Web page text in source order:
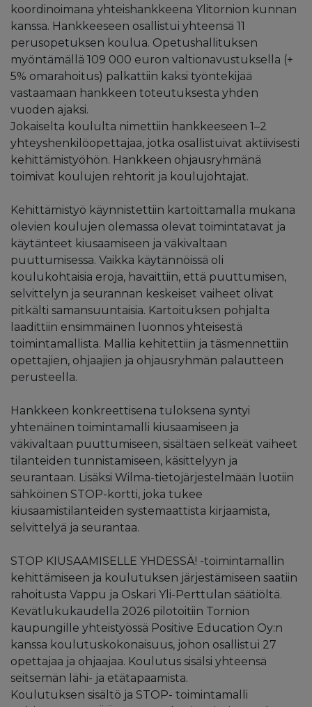
koordinoimana yhteishankkeena Ylitornion kunnan
kanssa. Hankkeeseen osallistui yhteensä 11
perusopetuksen koulua. Opetushallituksen
myöntämällä 109 000 euron valtionavustuksella (+
5% omarahoitus) palkattiin kaksi työntekijää
vastaamaan hankkeen toteutuksesta yhden
vuoden ajaksi.
Jokaiselta koululta nimettiin hankkeeseen 1–2
yhteyshenkilöopettajaa, jotka osallistuivat aktiivisesti
kehittämistyöhön. Hankkeen ohjausryhmänä
toimivat koulujen rehtorit ja koulujohtajat.
Kehittämistyö käynnistettiin kartoittamalla mukana
olevien koulujen olemassa olevat toimintatavat ja
käytänteet kiusaamiseen ja väkivaltaan
puuttumisessa. Vaikka käytännöissä oli
koulukohtaisia eroja, havaittiin, että puuttumisen,
selvittelyn ja seurannan keskeiset vaiheet olivat
pitkälti samansuuntaisia. Kartoituksen pohjalta
laadittiin ensimmäinen luonnos yhteisestä
toimintamallista. Mallia kehitettiin ja täsmennettiin
opettajien, ohjaajien ja ohjausryhmän palautteen
perusteella.
Hankkeen konkreettisena tuloksena syntyi
yhtenäinen toimintamalli kiusaamiseen ja
väkivaltaan puuttumiseen, sisältäen selkeät vaiheet
tilanteiden tunnistamiseen, käsittelyyn ja
seurantaan. Lisäksi Wilma-tietojärjestelmään luotiin
sähköinen STOP-kortti, joka tukee
kiusaamistilanteiden systemaattista kirjaamista,
selvittelyä ja seurantaa.
STOP KIUSAAMISELLE YHDESSÄ! -toimintamallin
kehittämiseen ja koulutuksen järjestämiseen saatiin
rahoitusta Vappu ja Oskari Yli-Perttulan säätiöltä.
Kevätlukukaudella 2026 pilotoitiin Tornion
kaupungille yhteistyössä Positive Education Oy:n
kanssa koulutuskokonaisuus, johon osallistui 27
opettajaa ja ohjaajaa. Koulutus sisälsi yhteensä
seitsemän lähi- ja etätapaamista.
Koulutuksen sisältö ja STOP- toimintamalli